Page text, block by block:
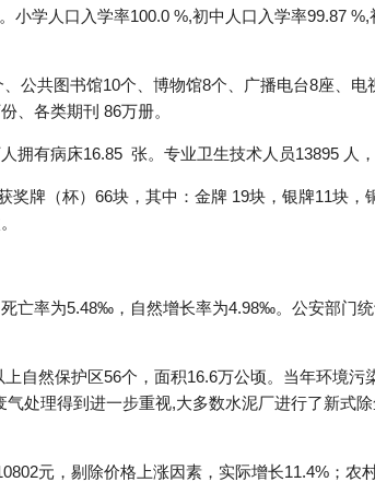
小学人口入学率100.0 %,初中人口入学率99.87
公共图书馆10个、博物馆8个、广播电台8座、电
、各类期刊 86万册。
拥有病床16.85 张。专业卫生技术人员13895 人
奖牌（杯）66块，其中：金牌 19块，银牌11块
亡率为5.48‰，自然增长率为4.98‰。公安部门
自然保护区56个，面积16.6万公顷。当年环境污
处理得到进一步重视,大多数水泥厂进行了新式除
元，剔除价格上涨因素，实际增长11.4%；农